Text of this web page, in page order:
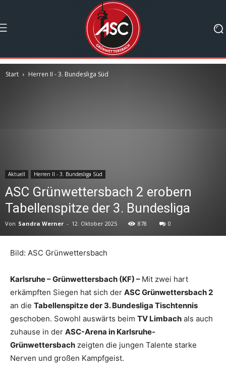
Start Herren II - 3. Bundesliga Süd
Aktuell Herren II - 3. Bundesliga Süd
ASC Grünwettersbach 2 erobern
Tabellenspitze der 3. Bundesliga
Von Sandra Werner - 12. Oktober 2025 878 0
Bild: ASC Grünwettersbach
Karlsruhe – Grünwettersbach (KF) – Mit zwei hart
erkämpften Siegen hat sich der ASC Grünwettersbach 2
an die Tabellenspitze der 3. Bundesliga Tischtennis
geschoben. Sowohl auswärts beim TV Limbach als auch
zuhause in der ASC-Arena in Karlsruhe-
Grünwettersbach zeigten die jungen Talente starke
Nerven und großen Kampfgeist.